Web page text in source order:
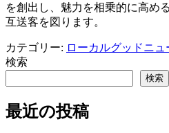
を創出し、魅力を相乗的に高め
互送客を図ります。
カテゴリー: ローカルグッドニュ
検索
検索
最近の投稿